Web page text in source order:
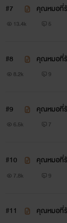
พ่ายหัวใจ นา
--เขาจ้างเ
ตลอดไป----เรื่อ
นะ ฉันมีปัญญาเ
ศักดิ์ศรีและคุณค่
เธอลองฟังข้อเ
#7
คุณหมอที่
18+)
13.4k 5
#8
คุณหมอที่
& แฟนขึ้หึง
8.2k 9
#9 คุณหมอที่
6.5k 7
#10
คุณหมอที่
#1
7.8k 9
#11 คุณหมอที่